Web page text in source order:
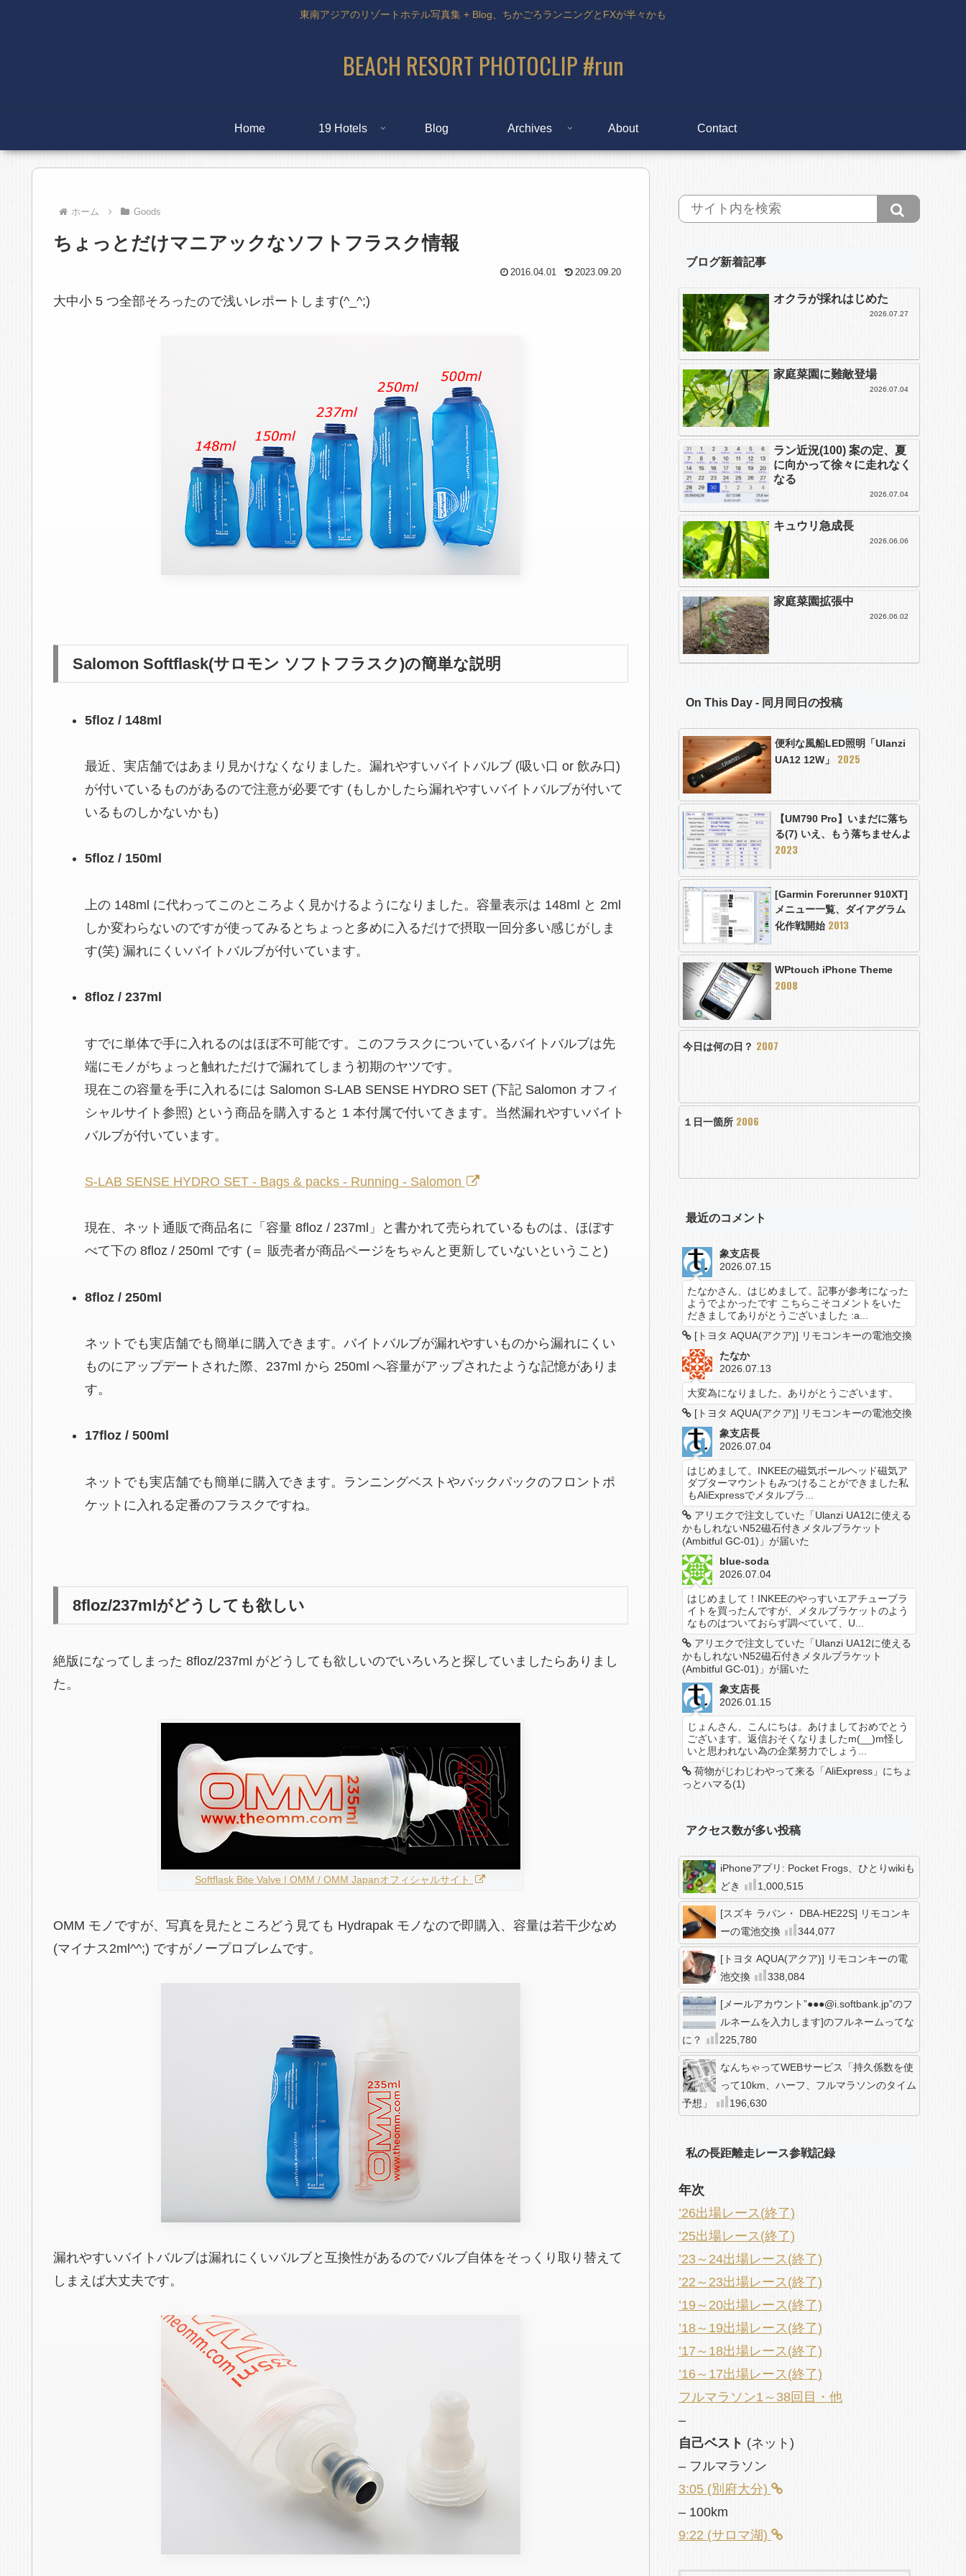
東南アジアのリゾートホテル写真集 + Blog、ちかごろランニングとFXが半々かも
BEACH RESORT PHOTOCLIP #run
Home 19 Hotels Blog Archives About Contact
ホーム Goods
ちょっとだけマニアックなソフトフラスク情報
2016.04.01 2023.09.20
大中小 5 つ全部そろったので浅いレポートします(^_^;)
Salomon Softflask(サロモン ソフトフラスク)の簡単な説明
5floz / 148ml
最近、実店舗ではあまり見かけなくなりました。漏れやすいバイトバルブ (吸い口 or 飲み口)
が付いているものがあるので注意が必要です (もしかしたら漏れやすいバイトバルブが付いて
いるものしかないかも)
5floz / 150ml
上の 148ml に代わってこのところよく見かけるようになりました。容量表示は 148ml と 2ml
しか変わらないのですが使ってみるとちょっと多めに入るだけで摂取一回分多い感じがしま
す(笑) 漏れにくいバイトバルブが付いています。
8floz / 237ml
すでに単体で手に入れるのはほぼ不可能です。このフラスクについているバイトバルブは先
端にモノがちょっと触れただけで漏れてしまう初期のヤツです。
現在この容量を手に入れるには Salomon S-LAB SENSE HYDRO SET (下記 Salomon オフィ
シャルサイト参照) という商品を購入すると 1 本付属で付いてきます。当然漏れやすいバイト
バルブが付いています。
S-LAB SENSE HYDRO SET - Bags & packs - Running - Salomon
現在、ネット通販で商品名に「容量 8floz / 237ml」と書かれて売られているものは、ほぼす
べて下の 8floz / 250ml です (＝ 販売者が商品ページをちゃんと更新していないということ)
8floz / 250ml
ネットでも実店舗でも簡単に購入できます。バイトバルブが漏れやすいものから漏れにくい
ものにアップデートされた際、237ml から 250ml へ容量がアップされたような記憶がありま
す。
17floz / 500ml
ネットでも実店舗でも簡単に購入できます。ランニングベストやバックパックのフロントポ
ケットに入れる定番のフラスクですね。
8floz/237mlがどうしても欲しい
絶版になってしまった 8floz/237ml がどうしても欲しいのでいろいろと探していましたらありまし
た。
Softflask Bite Valve | OMM / OMM Japanオフィシャルサイト
OMM モノですが、写真を見たところどう見ても Hydrapak モノなので即購入、容量は若干少なめ
(マイナス2ml^^;) ですがノープロブレムです。
漏れやすいバイトバルブは漏れにくいバルブと互換性があるのでバルブ自体をそっくり取り替えて
しまえば大丈夫です。
ブログ新着記事
オクラが採れはじめた
2026.07.27
家庭菜園に難敵登場
2026.07.04
ラン近況(100) 案の定、夏
に向かって徐々に走れなく
なる
2026.07.04
キュウリ急成長
2026.06.06
家庭菜園拡張中
2026.06.02
On This Day - 同月同日の投稿
便利な風船LED照明「Ulanzi
UA12 12W」 2025
【UM790 Pro】いまだに落ち
る(7) いえ、もう落ちませんよ
2023
[Garmin Forerunner 910XT]
メニュー一覧、ダイアグラム
化作戦開始 2013
WPtouch iPhone Theme
2008
今日は何の日？ 2007
１日一箇所 2006
最近のコメント
象支店長
2026.07.15
たなかさん、はじめまして。記事が参考になった
ようでよかったです こちらこそコメントをいた
だきましてありがとうございました :a...
[トヨタ AQUA(アクア)] リモコンキーの電池交換
たなか
2026.07.13
大変為になりました。ありがとうございます。
[トヨタ AQUA(アクア)] リモコンキーの電池交換
象支店長
2026.07.04
はじめまして。INKEEの磁気ボールヘッド磁気ア
ダプターマウントもみつけることができました私
もAliExpressでメタルブラ...
アリエクで注文していた「Ulanzi UA12に使える
かもしれないN52磁石付きメタルブラケット
(Ambitful GC-01)」が届いた
blue-soda
2026.07.04
はじめまして！INKEEのやっすいエアチューブラ
イトを買ったんですが、メタルブラケットのよう
なものはついておらず調べていて、U...
アリエクで注文していた「Ulanzi UA12に使える
かもしれないN52磁石付きメタルブラケット
(Ambitful GC-01)」が届いた
象支店長
2026.01.15
じょんさん、こんにちは。あけましておめでとう
ございます。返信おそくなりましたm(__)m怪し
いと思われない為の企業努力でしょう...
荷物がじわじわやって来る「AliExpress」にちょ
っとハマる(1)
アクセス数が多い投稿
iPhoneアプリ: Pocket Frogs、ひとりwikiも
どき
1,000,515
[スズキ ラパン・ DBA-HE22S] リモコンキ
ーの電池交換
344,077
[トヨタ AQUA(アクア)] リモコンキーの電
池交換
338,084
[メールアカウント”●●●@i.softbank.jp”のフ
ルネームを入力します]のフルネームってな
に？
225,780
なんちゃってWEBサービス「持久係数を使
って10km、ハーフ、フルマラソンのタイム
予想」
196,630
私の長距離走レース参戦記録
年次
’26出場レース(終了)
’25出場レース(終了)
’23～24出場レース(終了)
’22～23出場レース(終了)
’19～20出場レース(終了)
’18～19出場レース(終了)
’17～18出場レース(終了)
’16～17出場レース(終了)
フルマラソン1～38回目・他
–
自己ベスト (ネット)
– フルマラソン
3:05 (別府大分)
– 100km
9:22 (サロマ湖)